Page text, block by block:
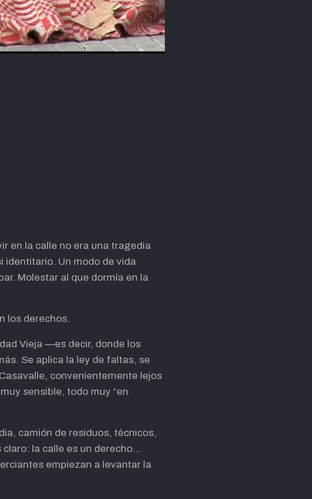
en la calle no era una tragedia
identitario. Un modo de vida
Molestar al que dormía en la
los derechos.
Vieja —es decir, donde los
Se aplica la ley de faltas, se
convenientemente lejos
sensible, todo muy “en
camión de residuos, técnicos,
claro: la calle es un derecho…
empiezan a levantar la